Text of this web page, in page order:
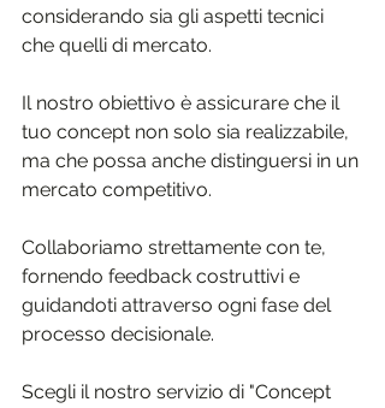
considerando sia gli aspetti tecnici
che quelli di mercato.
Il nostro obiettivo è assicurare che il
tuo concept non solo sia realizzabile,
ma che possa anche distinguersi in un
mercato competitivo.
Collaboriamo strettamente con te,
fornendo feedback costruttivi e
guidandoti attraverso ogni fase del
processo decisionale.
Scegli il nostro servizio di "Concept